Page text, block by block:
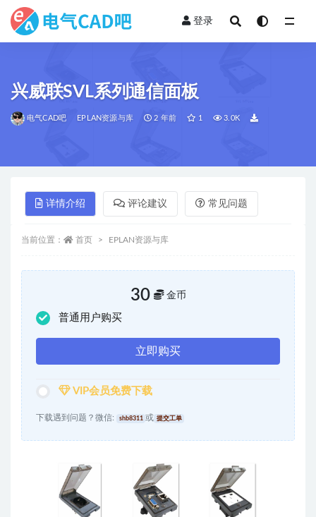
登录
兴威联SVL系列通信面板
电气CAD吧 EPLAN资源与库 2 年前 1 3.0K
详情介绍 评论建议 常见问题
当前位置： 首页 EPLAN资源与库
30 金币
普通用户购买
立即购买
VIP会员免费下载
下载遇到问题？微信: shb8311 或 提交工单